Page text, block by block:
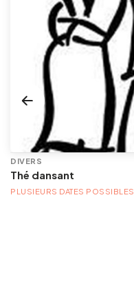
DIVERS
Thé dansant
PLUSIEURS DATES POSSIBLES